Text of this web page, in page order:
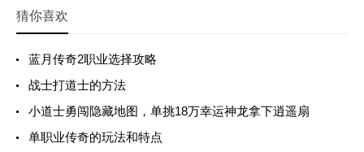
猜你喜欢
蓝月传奇2职业选择攻略
战士打道士的方法
小道士勇闯隐藏地图，单挑18万幸运神龙拿下逍遥扇
单职业传奇的玩法和特点